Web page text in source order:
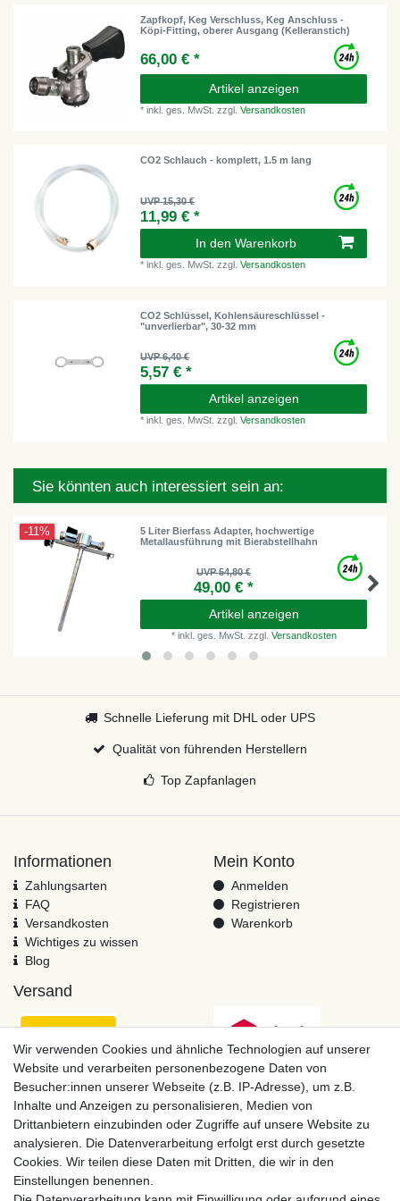
Zapfkopf, Keg Verschluss, Keg Anschluss -
Köpi-Fitting, oberer Ausgang (Kelleranstich)
66,00 € *
Artikel anzeigen
*inkl. ges. MwSt. zzgl.Versandkosten
CO2 Schlauch - komplett, 1.5 m lang
UVP 15,30 €
11,99 € *
In den Warenkorb
*inkl. ges. MwSt. zzgl.Versandkosten
CO2 Schlüssel, Kohlensäureschlüssel -
"unverlierbar", 30-32 mm
UVP 6,40 €
5,57 € *
Artikel anzeigen
*inkl. ges. MwSt. zzgl.Versandkosten
Sie könnten auch interessiert sein an:
-11%
5 Liter Bierfass Adapter, hochwertige
Metallausführung mit Bierabstellhahn
UVP 54,80 €
49,00 € *
Artikel anzeigen
* inkl. ges. MwSt. zzgl. Versandkosten
Schnelle Lieferung mit DHL oder UPS
Qualität von führenden Herstellern
Top Zapfanlagen
Informationen
Zahlungsarten
FAQ
Versandkosten
Wichtiges zu wissen
Blog
Mein Konto
Anmelden
Registrieren
Warenkorb
Versand
Zahlungsmöglichkeiten
Wir verwenden Cookies und ähnliche Technologien auf unserer
Website und verarbeiten personenbezogene Daten von
Besucher:innen unserer Webseite (z.B. IP-Adresse), um z.B.
Inhalte und Anzeigen zu personalisieren, Medien von
Drittanbietern einzubinden oder Zugriffe auf unsere Website zu
analysieren. Die Datenverarbeitung erfolgt erst durch gesetzte
Cookies. Wir teilen diese Daten mit Dritten, die wir in den
Einstellungen benennen.